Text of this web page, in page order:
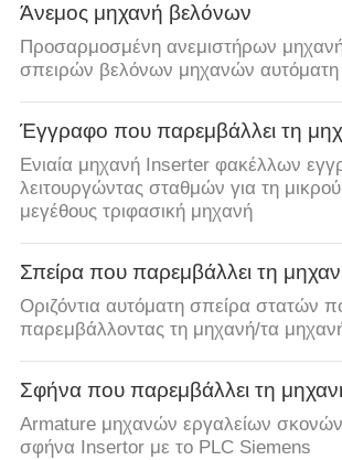
Άνεμος μηχανή βελόνων
Προσαρμοσμένη ανεμιστήρων μηχανή
σπειρών βελόνων μηχανών αυτόματη
Έγγραφο που παρεμβάλλει τη
Ενιαία μηχανή Inserter φακέλλων
λειτουργώντας σταθμών για τη
μεγέθους τριφασική μηχανή
Σπείρα που παρεμβάλλει τη
Οριζόντια αυτόματη σπείρα στατών
παρεμβάλλοντας τη μηχανή/τα
Σφήνα που παρεμβάλλει τη
Armature μηχανών εργαλείων σκονών
σφήνα Insertor με το PLC Siemens